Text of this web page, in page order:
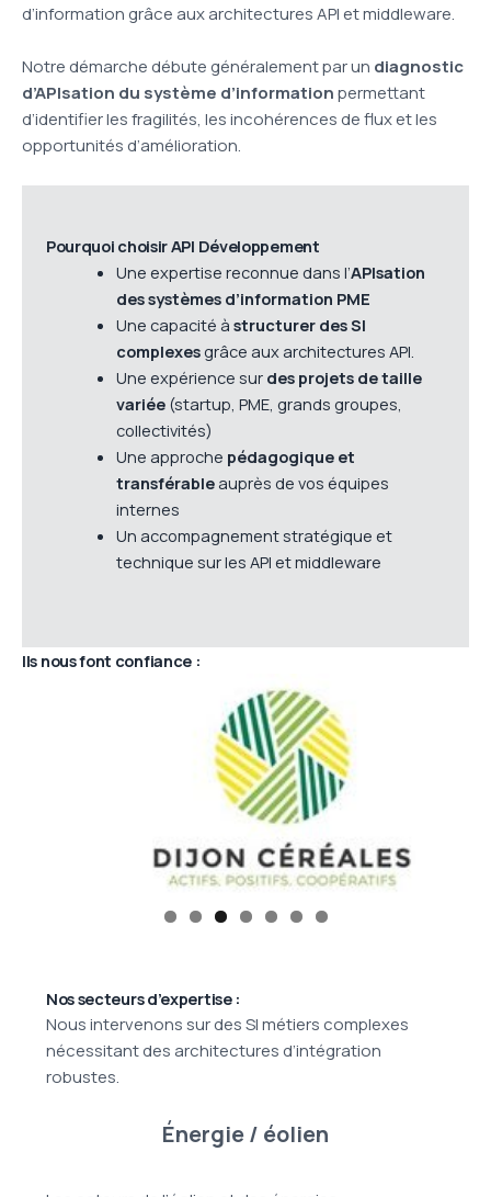
d’information grâce aux architectures API et middleware.
Notre démarche débute généralement par un diagnostic
d’APIsation du système d’informationpermettant
d’identifier les fragilités, les incohérences de flux et les
opportunités d’amélioration.
Pourquoi choisir API Développement
Une expertise reconnue dans l’APIsation
des systèmes d’information PME
Une capacité à structurer des SI
complexesgrâce aux architectures API.
Une expérience sur des projets de taille
variée(startup, PME, grands groupes,
collectivités)
Une approche pédagogique et
transférableauprès de vos équipes
internes
Un accompagnement stratégique et
technique sur les API et middleware
Ils nous font confiance :
Nos secteurs d’expertise :
Nous intervenons sur des SI métiers complexes
nécessitant des architectures d’intégration
robustes.
Énergie / éolien